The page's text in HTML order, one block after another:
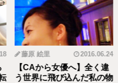
藤原 絵里 2016.06.24
【CAから女優へ】全く違
う世界に飛び込んだ私の物